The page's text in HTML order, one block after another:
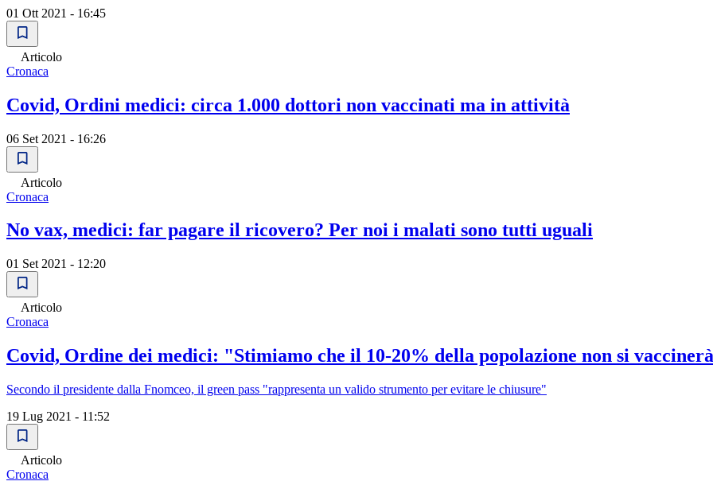
01 Ott 2021 - 16:45
Articolo
Cronaca
Covid, Ordini medici: circa 1.000 dottori non vaccinati ma in attività
06 Set 2021 - 16:26
Articolo
Cronaca
No vax, medici: far pagare il ricovero? Per noi i malati sono tutti uguali
01 Set 2021 - 12:20
Articolo
Cronaca
Covid, Ordine dei medici: "Stimiamo che il 10-20% della popolazione non si
Secondo il presidente dalla Fnomceo, il green pass "rappresenta un valido strumento per evitare le chiusure"
19 Lug 2021 - 11:52
Articolo
Cronaca